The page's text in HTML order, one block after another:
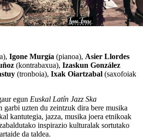
Igone Murgía (pianoa), Asier Llordes
(kontrabaxua), Izaskun González
(tronboia), Ixak Oiartzabal (saxofoiak
egun Euskal Latín Jazz Ska
uzten du zeintzuk dira bere musika
kantutegia, jazza, musika joera etnikoak
inspirazio kulturalak sortutako
da taldea.